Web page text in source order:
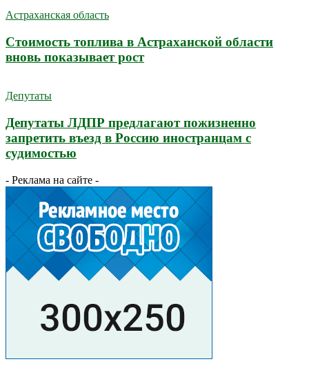
Астраханская область
Стоимость топлива в Астраханской области
вновь показывает рост
Депутаты
Депутаты ЛДПР предлагают пожизненно
запретить въезд в Россию иностранцам с
судимостью
- Реклама на сайте -